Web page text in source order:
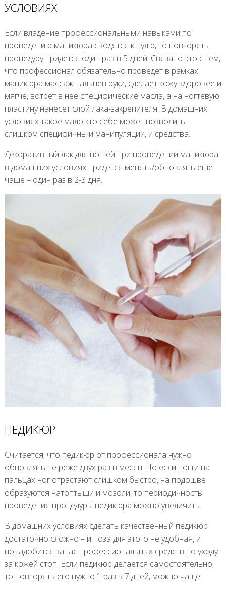
УСЛОВИЯХ
Если владение профессиональными навыками по
проведению маникюра сводятся к нулю, то повторять
процедуру придется один раз в 5 дней. Связано это с тем,
что профессионал обязательно проведет в рамках
маникюра массаж пальцев руки, сделает кожу здоровее и
мягче, вотрет в нее специфические масла, а на ногтевую
пластину нанесет слой лака-закрепителя. В домашних
условиях такое мало кто себе может позволить –
слишком специфичны и манипуляции, и средства.
Декоративный лак для ногтей при проведении маникюра
в домашних условиях придется менять/обновлять еще
чаще – один раз в 2-3 дня.
ПЕДИКЮР
Считается, что педикюр от профессионала нужно
обновлять не реже двух раз в месяц. Но если ногти на
пальцах ног отрастают слишком быстро, на подошве
образуются натоптыши и мозоли, то периодичность
проведения процедуры педикюра можно увеличить.
В домашних условиях сделать качественный педикюр
достаточно сложно – и поза для этого не удобная, и
понадобится запас профессиональных средств по уходу
за кожей стоп. Если педикюр делается самостоятельно,
то повторять его нужно 1 раз в 7 дней, можно чаще.